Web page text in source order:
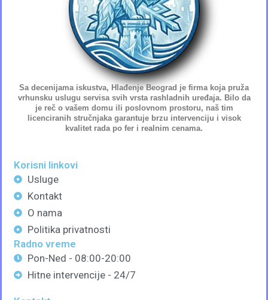
Sa decenijama iskustva, Hlađenje Beograd je firma koja pruža
vrhunsku uslugu servisa svih vrsta rashladnih uređaja. Bilo da
je reč o vašem domu ili poslovnom prostoru, naš tim
licenciranih stručnjakagarantuje brzu intervenciju i visok
kvalitet rada po fer i realnim cenama.
Korisni linkovi
Usluge
Kontakt
O nama
Politika privatnosti
Radno vreme
Pon-Ned - 08:00-20:00
Hitne intervencije - 24/7